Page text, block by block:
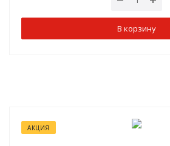
В корзину
АКЦИЯ